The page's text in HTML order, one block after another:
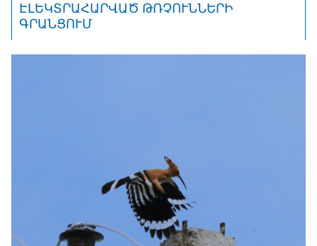
ԷԼԵԿՏՐԱՀԱՐՎԱԾ ԹՌՉՈՒՆՆԵՐԻ
ԳՐԱՆՑՈՒՄ